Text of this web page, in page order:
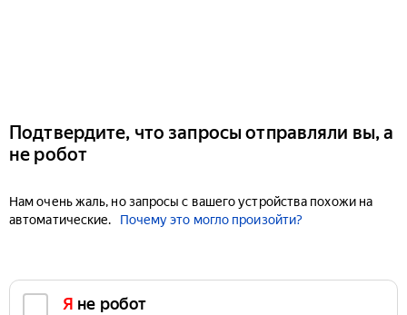
Подтвердите, что запросы отправляли вы, а
не робот
Нам очень жаль, но запросы с вашего устройства похожи на
автоматические.
Почему это могло произойти?
Я не робот